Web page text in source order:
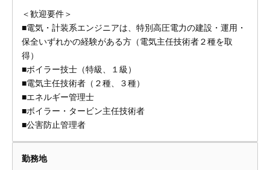
＜歓迎要件＞
■電気・計装系エンジニアは、特別高圧電力の建設・運用・
保全いずれかの経験がある方（電気主任技術者２種を取
得）
■ボイラー技士（特級、１級）
■電気主任技術者（２種、３種）
■エネルギー管理士
■ボイラー・タービン主任技術者
■公害防止管理者
勤務地